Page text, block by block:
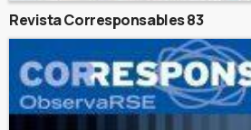
Revista Corresponsables 83